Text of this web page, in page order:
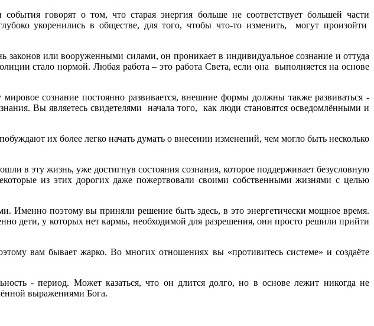
говорят о том, что старая энергия больше не соответствует большей части
укоренились в обществе, для того, чтобы что-то изменить, могут произойти
законов или вооруженными силами, он проникает в индивидуальное сознание и оттуда
стало нормой. Любая работа – это работа Света, если она выполняется на основе
сознание постоянно развивается, внешние формы должны также развиваться -
Вы являетесь свидетелями начала того, как люди становятся осведомлёнными и
их более легко начать думать о внесении изменений, чем могло быть несколько
в эту жизнь, уже достигнув состояния сознания, которое поддерживает безусловную
из этих дорогих даже пожертвовали своими собственными жизнями с целью
Именно поэтому вы приняли решение быть здесь, в это энергетически мощное время.
дети, у которых нет кармы, необходимой для разрешения, они просто решили прийти
вам бывает жарко. Во многих отношениях вы «противитесь системе» и создаёте
- период. Может казаться, что он длится долго, но в основе лежит никогда не
выражениями Бога.